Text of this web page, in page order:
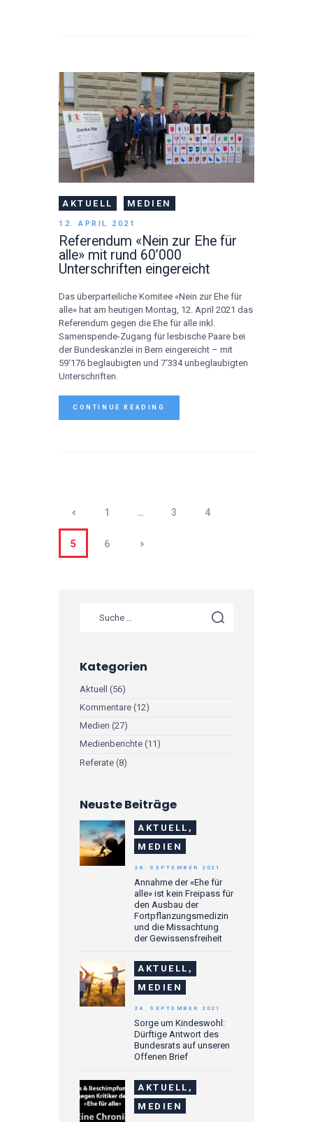
AKTUELL MEDIEN
12. APRIL 2021
Referendum «Nein zur Ehe für
alle» mit rund 60’000
Unterschriften eingereicht
Das überparteiliche Komitee «Nein zur Ehe für
alle» hat am heutigen Montag, 12. April 2021 das
Referendum gegen die Ehe für alle inkl.
Samenspende-Zugang für lesbische Paare bei
der Bundeskanzlei in Bern eingereicht – mit
59‘176 beglaubigten und 7‘334 unbeglaubigten
Unterschriften.
CONTINUE READING
1 … 3 4
5 6
>
Kategorien
Aktuell (56)
Kommentare (12)
Medien (27)
Medienberichte (11)
Referate (8)
Neuste Beiträge
AKTUELL,
MEDIEN
Annahme der «Ehe für
alle» ist kein Freipass für
den Ausbau der
Fortpflanzungsmedizin
und die Missachtung
der Gewissensfreiheit
26. SEPTEMBER 2021
AKTUELL,
MEDIEN
Sorge um Kindeswohl:
Dürftige Antwort des
Bundesrats auf unseren
Offenen Brief
24. SEPTEMBER 2021
AKTUELL,
MEDIEN